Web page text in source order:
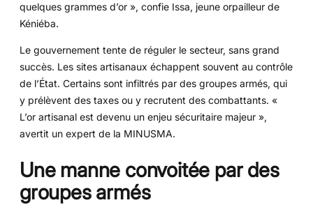
quelques grammes d’or », confie Issa, jeune orpailleur de
Kéniéba.
Le gouvernement tente de réguler le secteur, sans grand
succès. Les sites artisanaux échappent souvent au contrôle
de l’État. Certains sont infiltrés par des groupes armés, qui
y prélèvent des taxes ou y recrutent des combattants. «
L’or artisanal est devenu un enjeu sécuritaire majeur »,
avertit un expert de la MINUSMA.
Une manne convoitée par des
groupes armés